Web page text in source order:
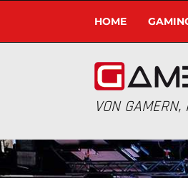
HOME
VON